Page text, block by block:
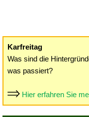
Karfreitag
Was sind die
was passiert?
Hier erfahren Sie